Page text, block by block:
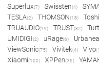
Superlux(7) Swissten(4)
TESLA(2) THOMSON(18)
TRUAUDIO(19) TRUST(32)
UMIDIGI(2) uRage(6)
ViewSonic(75) Vivitek(4) Vivo
Xiaomi(100) XPPen(35)